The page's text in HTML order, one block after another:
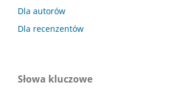
Dla autorów
Dla recenzentów
Słowa kluczowe